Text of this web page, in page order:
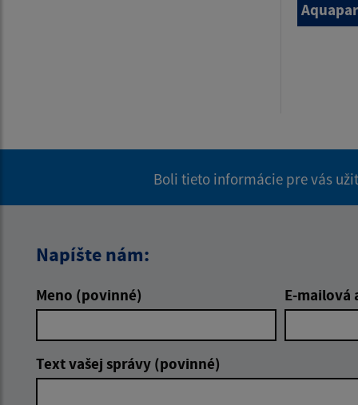
Boli tieto informácie pre vás
Napíšte nám:
Meno (povinné) E-mailová
Text vašej správy (povinné)